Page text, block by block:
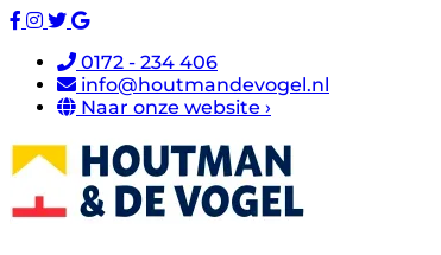
0172 - 234 406
info@houtmandevogel.nl
Naar onze website ›